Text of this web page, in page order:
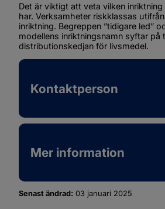
Det är viktigt att veta vilken
har. Verksamheter riskklassas
inriktning. Begreppen ”tidigare led”
modellens inriktningsnamn syftar på
distributionskedjan för livsmedel.
Filer tillgängliga för nedladdning
Ikon som illustrerar filtyp
Kontaktperson
Mer information
Senast ändrad: 03 januari 2025